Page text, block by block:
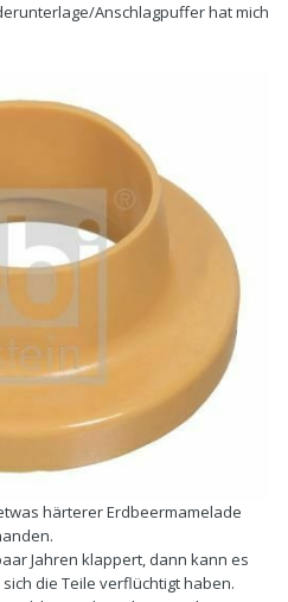
Anschlagpuffer hat mich
härterer Erdbeermamelade
Jahren klappert, dann kann es
die Teile verflüchtigt haben.